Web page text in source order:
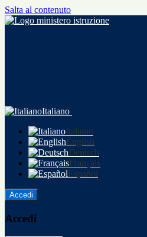
Salta al contenuto
Italiano
Italiano
English
Deutsch
Français
Español
Accedi
Accedi